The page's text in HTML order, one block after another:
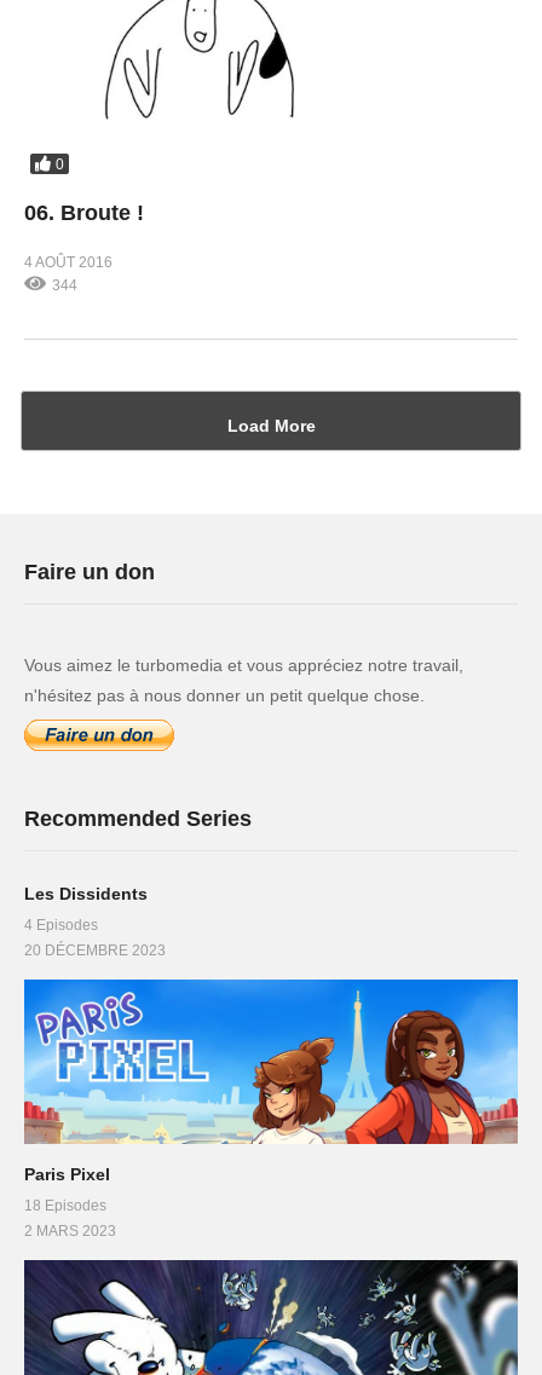
0
06. Broute !
4 AOÛT 2016
344
Load More
Faire un don
Vous aimez le turbomedia et vous appréciez notre travail,
n'hésitez pas à nous donner un petit quelque chose.
Recommended Series
Les Dissidents
4 Episodes
20 DÉCEMBRE 2023
Paris Pixel
18 Episodes
2 MARS 2023